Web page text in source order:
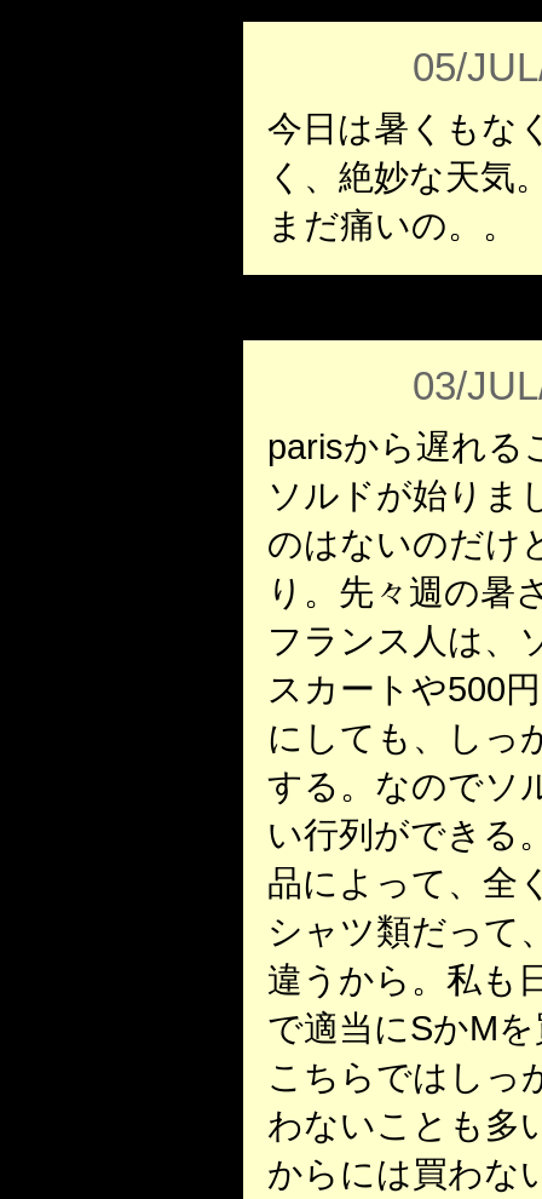
05/
今日は暑くもな
く、絶妙な天気
まだ痛いの。。
03/
parisから遅れる
ソルドが始りま
のはないのだけ
り。先々週の暑
フランス人は、
スカートや500
にしても、しっ
する。なのでソ
い行列ができる
品によって、全
シャツ類だって
違うから。私も
で適当にSかM
こちらではしっ
わないことも多
からには買わな